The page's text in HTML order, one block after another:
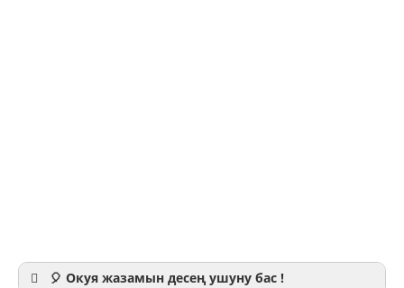
🎈 Окуя жазамын десең ушуну бас !